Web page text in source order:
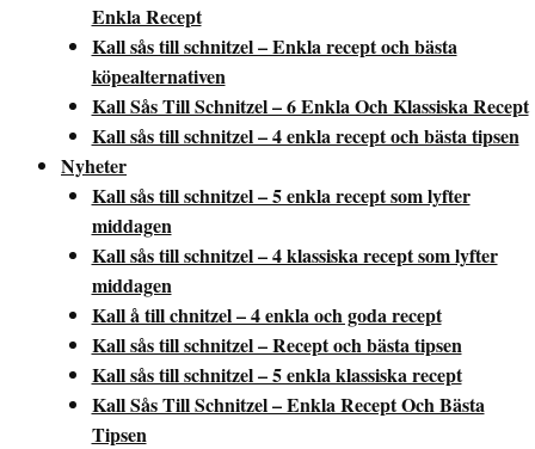
Enkla Recept
Kall sås till schnitzel – Enkla recept och bästa
köpealternativen
Kall Sås Till Schnitzel – 6 Enkla Och Klassiska Recept
Kall sås till schnitzel – 4 enkla recept och bästa tipsen
Nyheter
Kall sås till schnitzel – 5 enkla recept som lyfter
middagen
Kall sås till schnitzel – 4 klassiska recept som lyfter
middagen
Kall å till chnitzel – 4 enkla och goda recept
Kall sås till schnitzel – Recept och bästa tipsen
Kall sås till schnitzel – 5 enkla klassiska recept
Kall Sås Till Schnitzel – Enkla Recept Och Bästa
Tipsen